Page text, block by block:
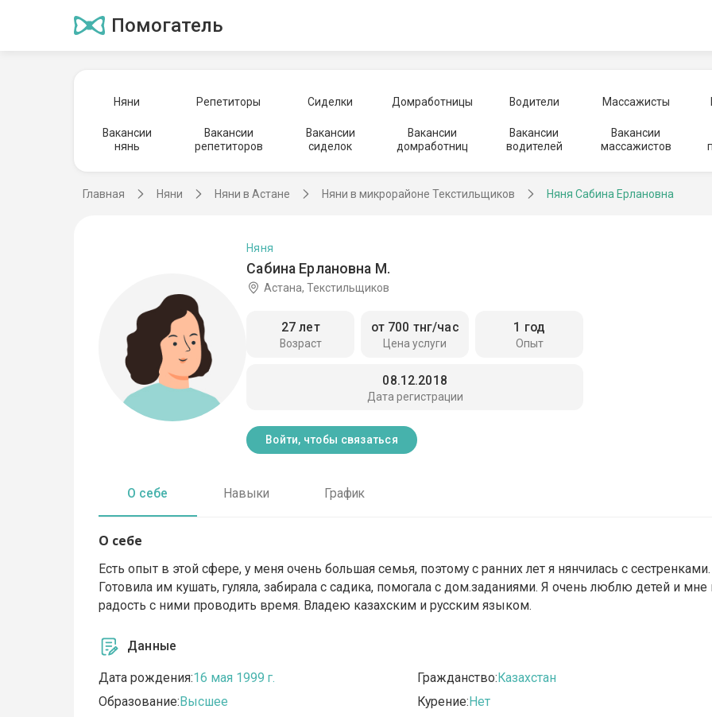
Помогатель
Няни Репетиторы Сиделки Домработницы Водители Массажисты
Вакансии
нянь
Вакансии
репетиторов
Вакансии
сиделок
Вакансии
домработниц
Вакансии
водителей
Вакансии
массажистов
Главная Няни Няни в Астане Няни в микрорайоне Текстильщиков Няня Сабина Ерлановна
Сабина Ерлановна М.
Няня
Астана, Текстильщиков
Возраст
27 лет
Цена услуги
от 700 тнг/час
Опыт
1 год
Дата регистрации
08.12.2018
Войти, чтобы связаться
О себе Навыки График
О себе
Есть опыт в этой сфере, у меня очень большая семья, поэтому с ранниx лет я нянчилась с сестренками.
Готовила им кушать, гуляла, забирала с садика, помогала с дом.заданиями. Я очень люблю детей и мне
радость с ними проводить время. Владею казаxским и русским языком.
Данные
Дата рождения:16 мая 1999 г.
Образование:Высшее
Гражданство:Казахстан
Курение:Нет